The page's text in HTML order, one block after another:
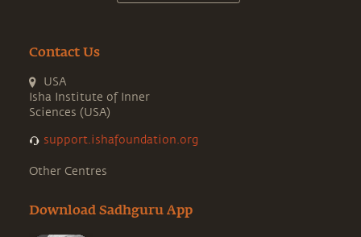
Contact Us
USA
Isha Institute of Inner
Sciences (USA)
support.ishafoundation.org
Other Centres
Download Sadhguru App